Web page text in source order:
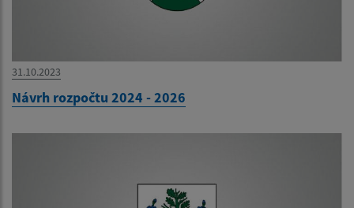
31.10.2023
Návrh rozpočtu 2024 - 2026